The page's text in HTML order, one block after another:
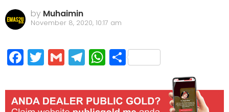
by Muhaimin
November 8, 2020, 10:17 am
Facebook
Twitter
GmailTelegram
WhatsApp
Share